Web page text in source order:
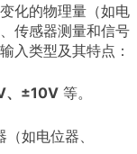
化的物理量（如电
传感器测量和信号
入类型及其特点：
、±10V 等。
如电位器、